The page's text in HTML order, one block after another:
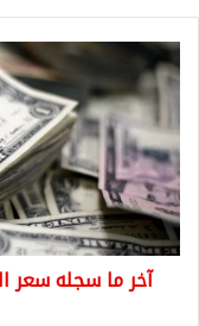
آخر
ما
سجله
سعر
الدولار
مقابل
الليرة
التركية
مع
نهايةآخر ما سجله سعر